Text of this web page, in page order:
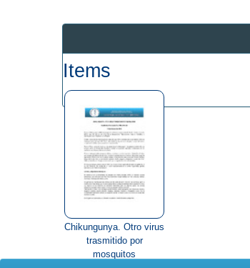
Items
Chikungunya. Otro virus
trasmitido por
mosquitos